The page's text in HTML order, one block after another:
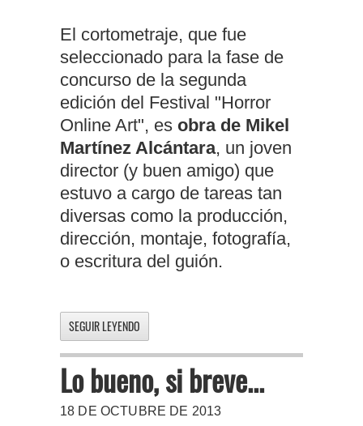
El cortometraje, que fue
seleccionado para la fase de
concurso de la segunda
edición del Festival "Horror
Online Art", es obra de Mikel
Martínez Alcántara, un joven
director (y buen amigo) que
estuvo a cargo de tareas tan
diversas como la producción,
dirección, montaje, fotografía,
o escritura del guión.
SEGUIR LEYENDO
Lo bueno, si breve...
18 DE OCTUBRE DE 2013